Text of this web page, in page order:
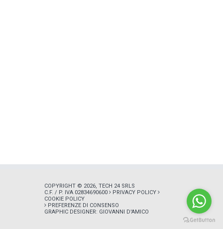
COPYRIGHT © 2026, TECH 24 SRLS
C.F. / P. IVA 02834690600
PRIVACY POLICY
COOKIE POLICY
PREFERENZE DI CONSENSO
GRAPHIC DESIGNER: GIOVANNI D'AMICO